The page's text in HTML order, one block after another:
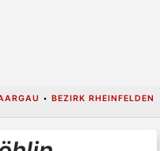
• BEZIRK RHEINFELDEN